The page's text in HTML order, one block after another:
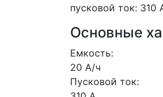
пусковой ток: 310
Основные
Емкость:
20 А/ч
Пусковой ток: